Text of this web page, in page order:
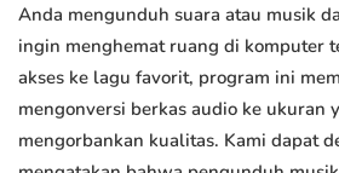
Anda mengunduh suara atau musik
ingin menghemat ruang di komputer
akses ke lagu favorit, program ini
mengonversi berkas audio ke ukuran
mengorbankan kualitas. Kami dapat